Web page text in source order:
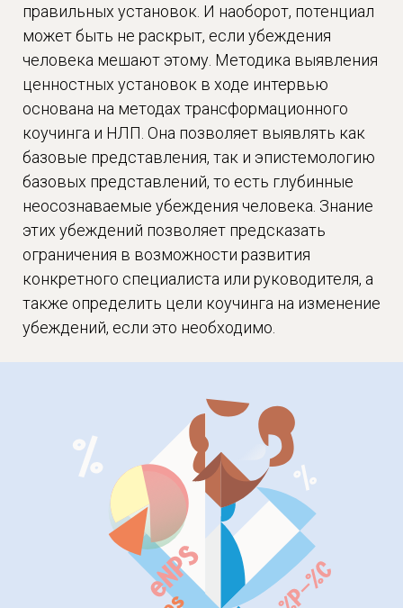
правильных установок. И наоборот, потенциал
может быть не раскрыт, если убеждения
человека мешают этому. Методика выявления
ценностных установок в ходе интервью
основана на методах трансформационного
коучинга и НЛП. Она позволяет выявлять как
базовые представления, так и эпистемологию
базовых представлений, то есть глубинные
неосознаваемые убеждения человека. Знание
этих убеждений позволяет предсказать
ограничения в возможности развития
конкретного специалиста или руководителя, а
также определить цели коучинга на изменение
убеждений, если это необходимо.